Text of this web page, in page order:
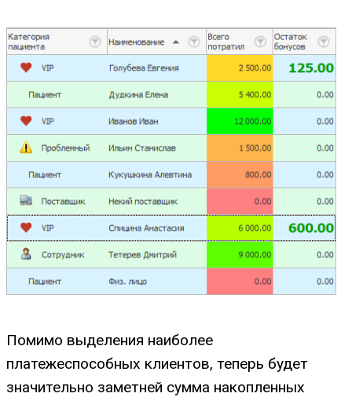
Помимо выделения наиболее
платежеспособных клиентов, теперь будет
значительно заметней сумма накопленных